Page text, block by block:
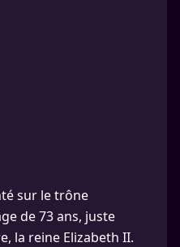
sur le trône
de 73 ans, juste
la reine Elizabeth II.